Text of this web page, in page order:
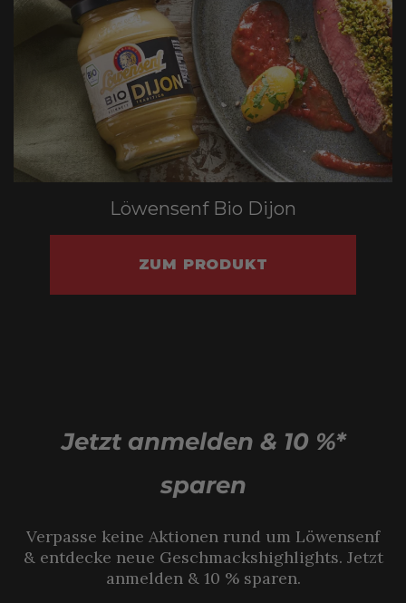
Löwensenf Bio Dijon
ZUM PRODUKT
Jetzt anmelden & 10 %*
sparen
Verpasse keine Aktionen rund um Löwensenf
& entdecke neue Geschmackshighlights. Jetzt
anmelden & 10 % sparen.